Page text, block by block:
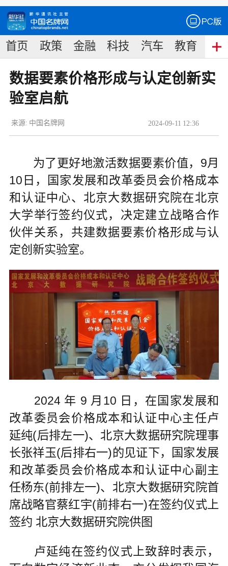
首页 政策 金融 科技 汽车 教育 食
数据要素价格形成与认定创新实
验室启航
2024-09-11 12:36
来源: 中国名牌网
为了更好地激活数据要素价值，9月
10日，国家发展和改革委员会价格成本
和认证中心、北京大数据研究院在北京
大学举行签约仪式，决定建立战略合作
伙伴关系，共建数据要素价格形成与认
定创新实验室。
2024 年 9 月10 日，在国家发展和
改革委员会价格成本和认证中心主任卢
延纯(后排左一)、北京大数据研究院理事
长张祥玉(后排右一)的见证下，国家发展
和改革委员会价格成本和认证中心副主
任杨东(前排左一)、北京大数据研究院首
席战略官蔡红宇(前排右一)在签约仪式上
签约 北京大数据研究院供图
卢延纯在签约仪式上致辞时表示，